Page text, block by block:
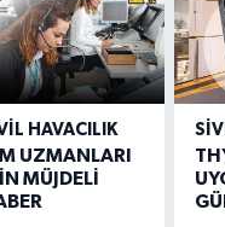
HAVACILIK
UZMANLARI
MÜJDELİ